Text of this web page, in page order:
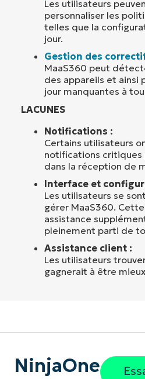
Les utilisateurs
personnaliser les
telles que la
jour.
Gestion des
MaaS360 peut
des appareils et ainsi
jour manquantes à
LACUNES
Notifications :
Certains utilisateurs
notifications critiques
dans la réception de
Interface et
Les utilisateurs se
gérer MaaS360.
assistance
pleinement parti de
Assistance client :
Les utilisateurs
gagnerait à être
NinjaOne